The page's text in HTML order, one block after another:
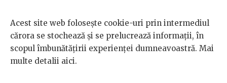
© 2026 BRD Groupe Société Générale, toate drepturile rezervate.
Scena 9 este un proiect sustinut de
BRD GROUPE SOCIÉTÉ
GÉNÉRALE
Acest site web folosește cookie-uri prin intermediul
cărora se stochează și se prelucrează informații, în
scopul îmbunătățirii experienței dumneavoastră. Mai
multe detalii aici.